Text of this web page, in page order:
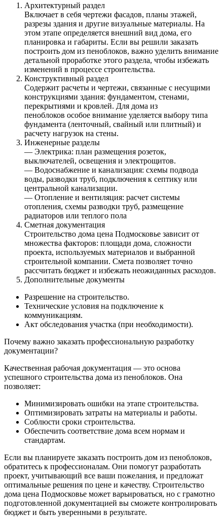
Архитектурный раздел
Включает в себя чертежи фасадов, планы этажей,
разрезы здания и другие визуальные материалы. На
этом этапе определяется внешний вид дома, его
планировка и габариты. Если вы решили заказать
построить дом из пеноблоков, важно уделить внимание
детальной проработке этого раздела, чтобы избежать
изменений в процессе строительства.
Конструктивный раздел
Содержит расчеты и чертежи, связанные с несущими
конструкциями здания: фундаментом, стенами,
перекрытиями и кровлей. Для дома из
пеноблоков особое внимание уделяется выбору типа
фундамента (ленточный, свайный или плитный) и
расчету нагрузок на стены.
Инженерные разделы
— Электрика: план размещения розеток,
выключателей, освещения и электрощитов.
— Водоснабжение и канализация: схемы подвода
воды, разводки труб, подключения к септику или
центральной канализации.
— Отопление и вентиляция: расчет системы
отопления, схемы разводки труб, размещение
радиаторов или теплого пола
Сметная документация
Строительство дома цена Подмосковье зависит от
множества факторов: площади дома, сложности
проекта, используемых материалов и выбранной
строительной компании. Смета позволяет точно
рассчитать бюджет и избежать неожиданных расходов.
Дополнительные документы
Разрешение на строительство.
Технические условия на подключение к
коммуникациям.
Акт обследования участка (при необходимости).
Почему важно заказать профессиональную разработку
документации?
Качественная рабочая документация — это основа
успешного строительства дома из пеноблоков. Она
позволяет:
Минимизировать ошибки на этапе строительства.
Оптимизировать затраты на материалы и работы.
Соблюсти сроки строительства.
Обеспечить соответствие дома всем нормам и
стандартам.
Если вы планируете заказать построить дом из пеноблоков,
обратитесь к профессионалам. Они помогут разработать
проект, учитывающий все ваши пожелания, и предложат
оптимальные решения по цене и качеству. Строительство
дома цена Подмосковье может варьироваться, но с грамотно
подготовленной документацией вы сможете контролировать
бюджет и быть уверенными в результате.